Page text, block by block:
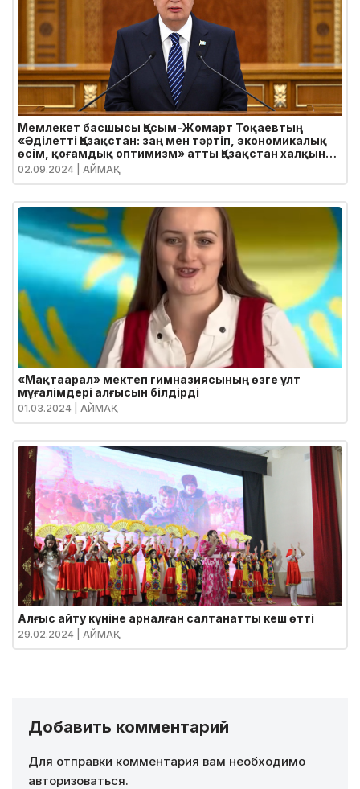
Мемлекет басшысы Қасым-Жомарт Тоқаевтың
«Әділетті Қазақстан: заң мен тәртіп, экономикалық
өсім, қоғамдық оптимизм» атты Қазақстан халқына
Жолдауы
02.09.2024 | АЙМАҚ
«Мақтаарал» мектеп гимназиясының өзге ұлт
мұғалімдері алғысын білдірді
01.03.2024 | АЙМАҚ
Алғыс айту күніне арналған салтанатты кеш өтті
29.02.2024 | АЙМАҚ
Добавить комментарий
Для отправки комментария вам необходимо
авторизоваться.